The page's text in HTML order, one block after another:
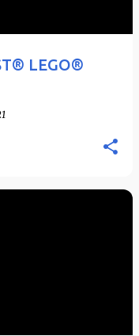
LEGO®